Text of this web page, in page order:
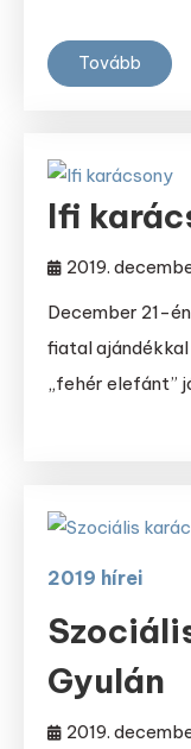
Tovább
Ifi
2019.
December 21-
fiatal
„fehér elefánt”
2019 hírei
Gyulán
2019.